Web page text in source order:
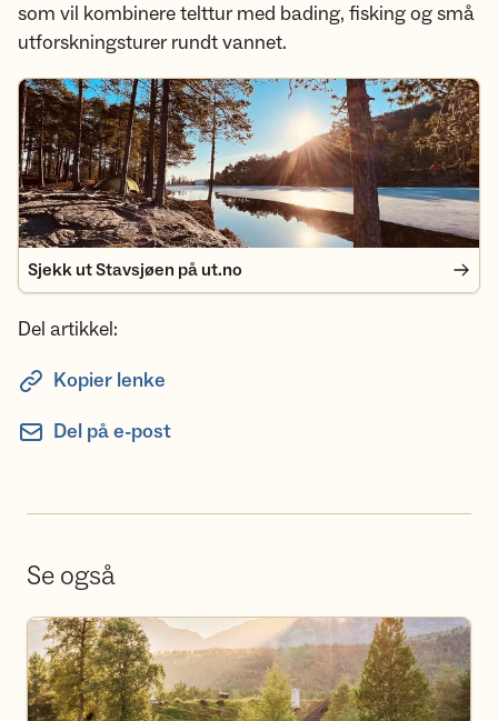
som vil kombinere telttur med bading, fisking og små
utforskningsturer rundt vannet.
Sjekk ut Stavsjøen på ut.no
Sjekk ut Stavsjøen på ut.no
Del artikkel:
Kopier lenke
Del på e-post
Se også
Bestill overnatting på hyttene